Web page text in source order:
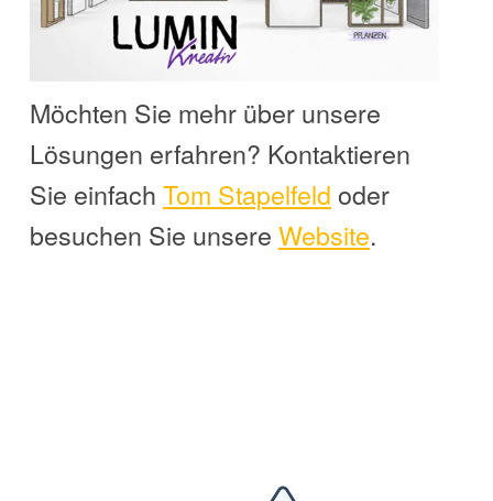
Möchten Sie mehr über unsere
Lösungen erfahren? Kontaktieren
Sie einfach Tom Stapelfeld oder
besuchen Sie unsere Website.